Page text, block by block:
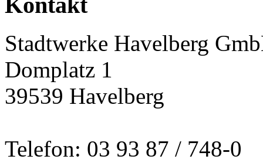
Stadtwerke Havelberg
Domplatz 1
39539 Havelberg
Telefon: 03 93 87 / 748-0